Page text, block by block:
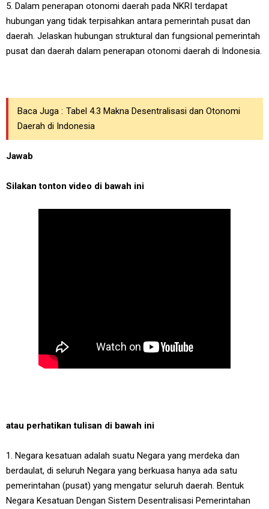
5. Dalam penerapan otonomi daerah pada NKRI terdapat
hubungan yang tidak terpisahkan antara pemerintah pusat dan
daerah. Jelaskan hubungan struktural dan fungsional pemerintah
pusat dan daerah dalam penerapan otonomi daerah di Indonesia.
Baca Juga : Tabel 4.3 Makna Desentralisasi dan Otonomi
Daerah di Indonesia
Jawab
Silakan tonton video di bawah ini
atau perhatikan tulisan di bawah ini
1. Negara kesatuan adalah suatu Negara yang merdeka dan
berdaulat, di seluruh Negara yang berkuasa hanya ada satu
pemerintahan (pusat) yang mengatur seluruh daerah. Bentuk
Negara Kesatuan Dengan Sistem Desentralisasi Pemerintahan